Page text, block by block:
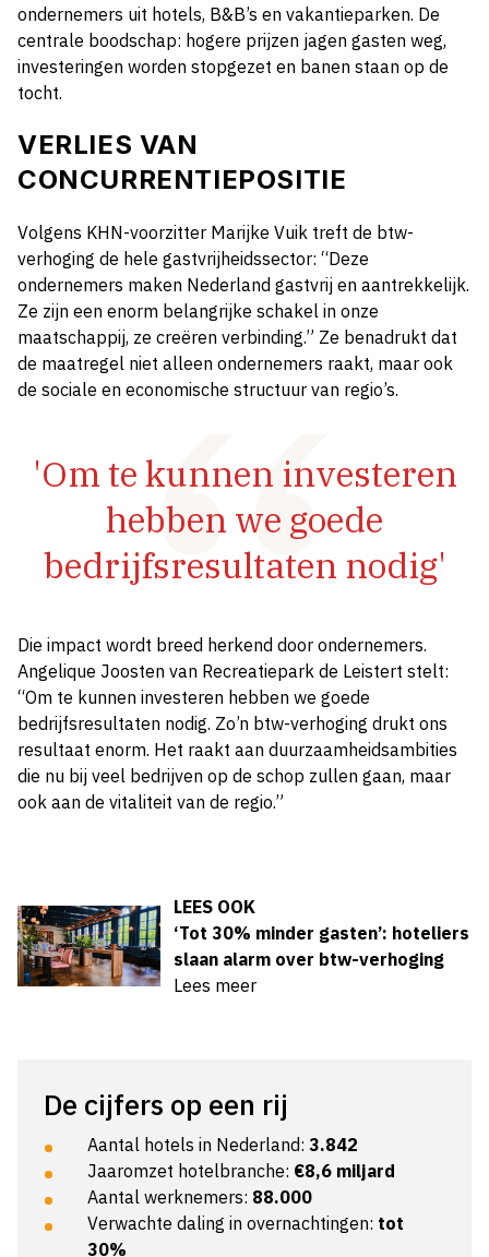
ondernemers uit hotels, B&B’s en vakantieparken. De
centrale boodschap: hogere prijzen jagen gasten weg,
investeringen worden stopgezet en banen staan op de
tocht.
VERLIES VAN
CONCURRENTIEPOSITIE
Volgens KHN-voorzitter Marijke Vuik treft de btw-
verhoging de hele gastvrijheidssector: “Deze
ondernemers maken Nederland gastvrij en aantrekkelijk.
Ze zijn een enorm belangrijke schakel in onze
maatschappij, ze creëren verbinding.” Ze benadrukt dat
de maatregel niet alleen ondernemers raakt, maar ook
de sociale en economische structuur van regio’s.
'Om te kunnen investeren
hebben we goede
bedrijfsresultaten nodig'
Die impact wordt breed herkend door ondernemers.
Angelique Joosten van Recreatiepark de Leistert stelt:
“Om te kunnen investeren hebben we goede
bedrijfsresultaten nodig. Zo’n btw-verhoging drukt ons
resultaat enorm. Het raakt aan duurzaamheidsambities
die nu bij veel bedrijven op de schop zullen gaan, maar
ook aan de vitaliteit van de regio.”
LEES OOK
‘Tot 30% minder gasten’: hoteliers
slaan alarm over btw-verhoging
Lees meer
De cijfers op een rij
Aantal hotels in Nederland: 3.842
Jaaromzet hotelbranche: €8,6 miljard
Aantal werknemers: 88.000
Verwachte daling in overnachtingen: tot
30%